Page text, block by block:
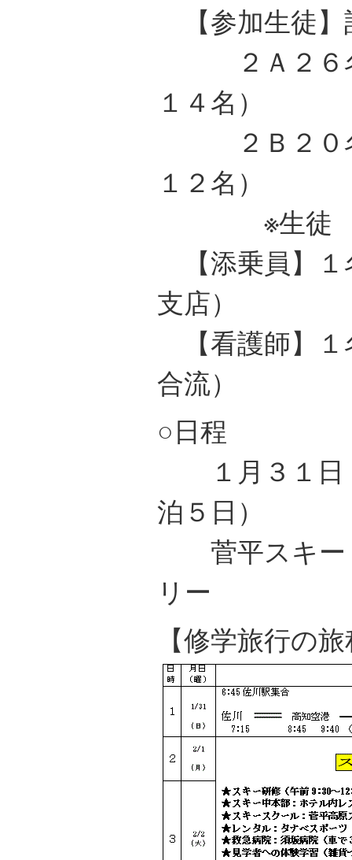
【参加生徒】
２Ａ２６名
１４名）
２Ｂ２０名
１２名）
※生徒
【添乗員】１
支店）
【看護師】１
合流）
○日程
１月３１日
泊５日）
菅平スキー
リー
【修学旅行の